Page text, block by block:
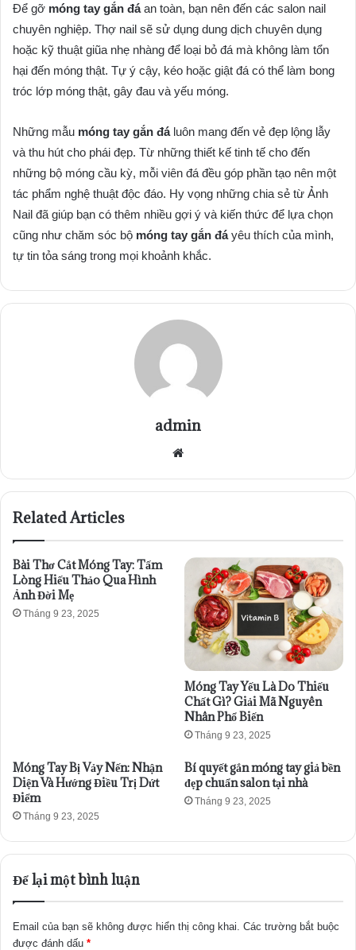
Để gỡ móng tay gắn đáan toàn, bạn nên đến các salon nail
chuyên nghiệp. Thợ nail sẽ sử dụng dung dịch chuyên dụng
hoặc kỹ thuật giũa nhẹ nhàng để loại bỏ đá mà không làm tổn
hại đến móng thật. Tự ý cậy, kéo hoặc giật đá có thể làm bong
tróc lớp móng thật, gây đau và yếu móng.
Những mẫu móng tay gắn đáluôn mang đến vẻ đẹp lộng lẫy
và thu hút cho phái đẹp. Từ những thiết kế tinh tế cho đến
những bộ móng cầu kỳ, mỗi viên đá đều góp phần tạo nên một
tác phẩm nghệ thuật độc đáo. Hy vọng những chia sẻ từ Ảnh
Nail đã giúp bạn có thêm nhiều gợi ý và kiến thức để lựa chọn
cũng như chăm sóc bộ móng tay gắn đáyêu thích của mình,
tự tin tỏa sáng trong mọi khoảnh khắc.
admin
Website
Related Articles
Bài Thơ Cắt Móng Tay: Tấm
Lòng Hiếu Thảo Qua Hình
Ảnh Đời Mẹ
Tháng 9 23, 2025
Móng Tay Yếu Là Do Thiếu
Chất Gì? Giải Mã Nguyên
Nhân Phổ Biến
Tháng 9 23, 2025
Móng Tay Bị Vảy Nến: Nhận
Diện Và Hướng Điều Trị Dứt
Điểm
Tháng 9 23, 2025
Bí quyết gắn móng tay giả bền
đẹp chuẩn salon tại nhà
Tháng 9 23, 2025
Để lại một bình luận
Email của bạn sẽ không được hiển thị công khai. Các trường bắt buộc
được đánh dấu *